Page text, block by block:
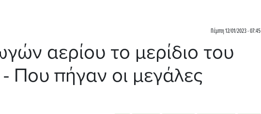
Πέμπτη 12/01/2023 - 07:45
αερίου το μερίδιο του
Που πήγαν οι μεγάλες